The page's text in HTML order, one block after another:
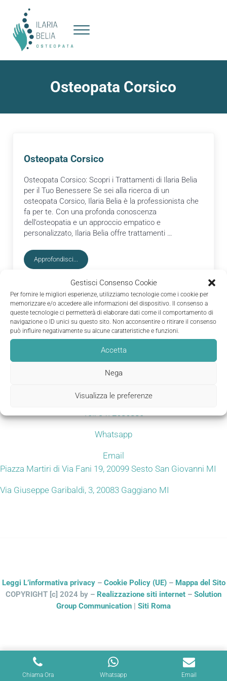
Gestisci Consenso Cookie
Per fornire le migliori esperienze, utilizziamo tecnologie come i cookie per
memorizzare e/o accedere alle informazioni del dispositivo. Il consenso a
queste tecnologie ci permetterà di elaborare dati come il comportamento di
navigazione o ID unici su questo sito. Non acconsentire o ritirare il consenso
può influire negativamente su alcune caratteristiche e funzioni.
Accetta
Nega
Visualizza le preferenze
Passa al contenuto principale
Skip to header right navigation
Skip to site footer
Ilaria Belia : Osteopata Sesto San Giovanni
Menu
Osteopata Corsico
Osteopata Corsico
Osteopata Corsico: Scopri i Trattamenti di Ilaria Belia
per il Tuo Benessere Se sei alla ricerca di un
osteopata Corsico, Ilaria Belia è la professionista che
fa per te. Con una profonda conoscenza
dell’osteopatia e un approccio empatico e
personalizzato, Ilaria Belia offre trattamenti …
Approfondisci...Osteopata Corsico
Tel: 3472686880
Whatsapp
Email
Piazza Martiri di Via Fani 19, 20099 Sesto San Giovanni MI
Via Giuseppe Garibaldi, 3, 20083 Gaggiano MI
Leggi L’informativa privacy– Cookie Policy (UE)– Mappa del Sito
COPYRIGHT [c] 2024 by – Realizzazione siti internet – Solution
Group Communication | Siti Roma
Chiama Ora Whatsapp Email